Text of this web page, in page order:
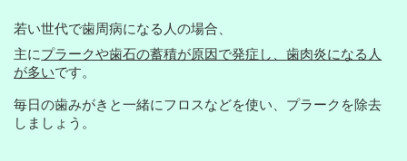
若い世代で歯周病になる人の場合、
主にプラークや歯石の蓄積が原因で発症し、歯肉炎になる人
が多いです。
毎日の歯みがきと一緒にフロスなどを使い、プラークを除去
しましょう。